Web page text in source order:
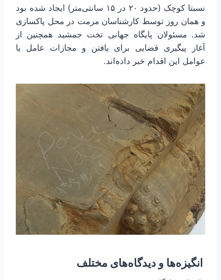
نسبتا کوچک (حدود ۲۰ در ۱۵ سانتی‌متر) ایجاد شده بود
و همان روز توسط کارشناسان مرمت در محل پاکسازی
شد. مسئولان پایگاه جهانی تخت جمشید همچنین از
آغاز پیگیری قضایی برای یافتن و مجازات عامل یا
عوامل این اقدام خبر داده‌اند.
انگیزه‌ها و دیدگاه‌های مختلف